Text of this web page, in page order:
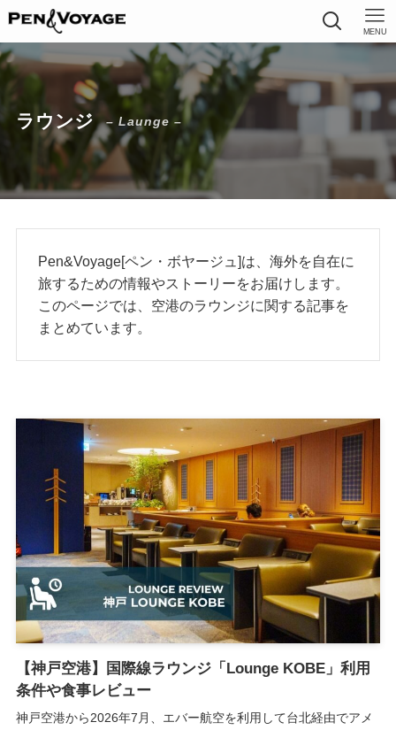
MENU
ラウンジ – Launge –
Pen&Voyage[ペン・ボヤージュ]は、海外を自在に
旅するための情報やストーリーをお届けします。
このページでは、空港のラウンジに関する記事を
まとめています。
【神戸空港】国際線ラウンジ「Lounge KOBE」利用
条件や食事レビュー
神戸空港から2026年7月、エバー航空を利用して台北経由でアメ